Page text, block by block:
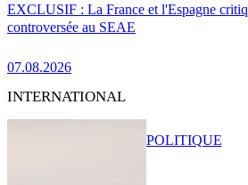
EXCLUSIF : La France et l'Espagne
controversée au SEAE
07.08.2026
INTERNATIONAL
POLITIQUE